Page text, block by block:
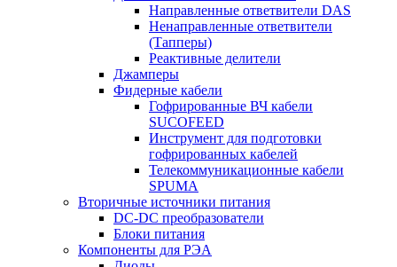
Направленные ответвители DAS
Ненаправленные ответвители
(Тапперы)
Реактивные делители
Джамперы
Фидерные кабели
Гофрированные ВЧ кабели
SUCOFEED
Инструмент для подготовки
гофрированных кабелей
Телекоммуникационные кабели
SPUMA
Вторичные источники питания
DC-DC преобразователи
Блоки питания
Компоненты для РЭА